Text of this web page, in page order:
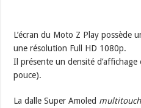
L’écran du Moto Z Play possède
une résolution Full HD 1080p.
Il présente un densité
pouce).
La dalle Super Amoled multitouch